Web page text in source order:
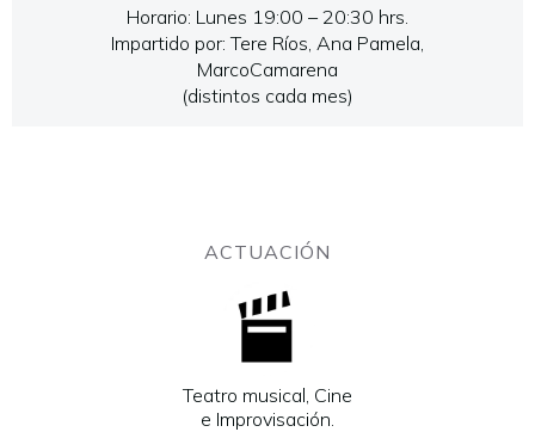
Horario: Lunes 19:00 – 20:30 hrs.
Impartido por: Tere Ríos, Ana Pamela,
MarcoCamarena
(distintos cada mes)
ACTUACIÓN
Teatro musical, Cine
e Improvisación.